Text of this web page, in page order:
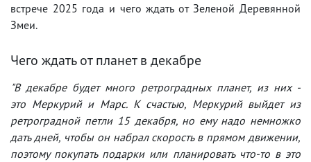
встрече 2025 года и чего ждать от Зеленой Деревянной
Змеи.
Чего ждать от планет в декабре
"В декабре будет много ретроградных планет, из них -
это Меркурий и Марс. К счастью, Меркурий выйдет из
ретроградной петли 15 декабря, но ему надо немножко
дать дней, чтобы он набрал скорость в прямом движении,
поэтому покупать подарки или планировать что-то в это